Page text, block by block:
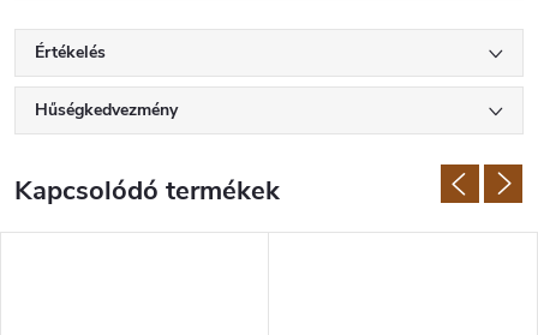
Értékelés
Hűségkedvezmény
Kapcsolódó termékek